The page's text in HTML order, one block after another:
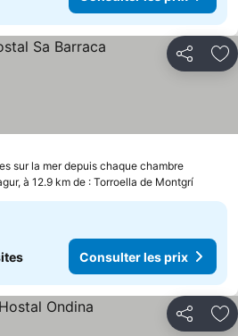
Partager
sur la mer depuis chaque chambre
à 12.9 km de : Torroella de Montgrí
Consulter les prix
Partager